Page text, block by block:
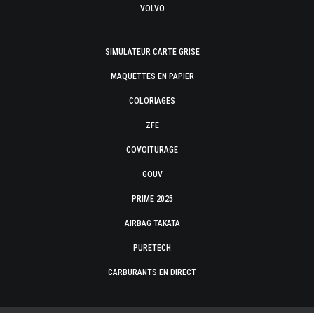
VOLVO
SIMULATEUR CARTE GRISE
MAQUETTES EN PAPIER
COLORIAGES
ZFE
COVOITURAGE
GOUV
PRIME 2025
AIRBAG TAKATA
PURETECH
CARBURANTS EN DIRECT